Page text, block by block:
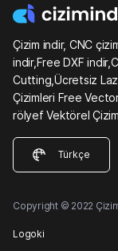
Çizim indir, CNC
indir,Free DXF
Cutting,Ücretsiz
Çizimleri Free
rölyef Vektörel
Türkçe
Copyright © 2022
Logoki